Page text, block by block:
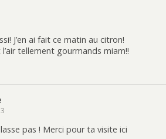
J’en ai fait ce matin au citron!
tellement gourmands miam!!
lasse pas ! Merci pour ta visite ici